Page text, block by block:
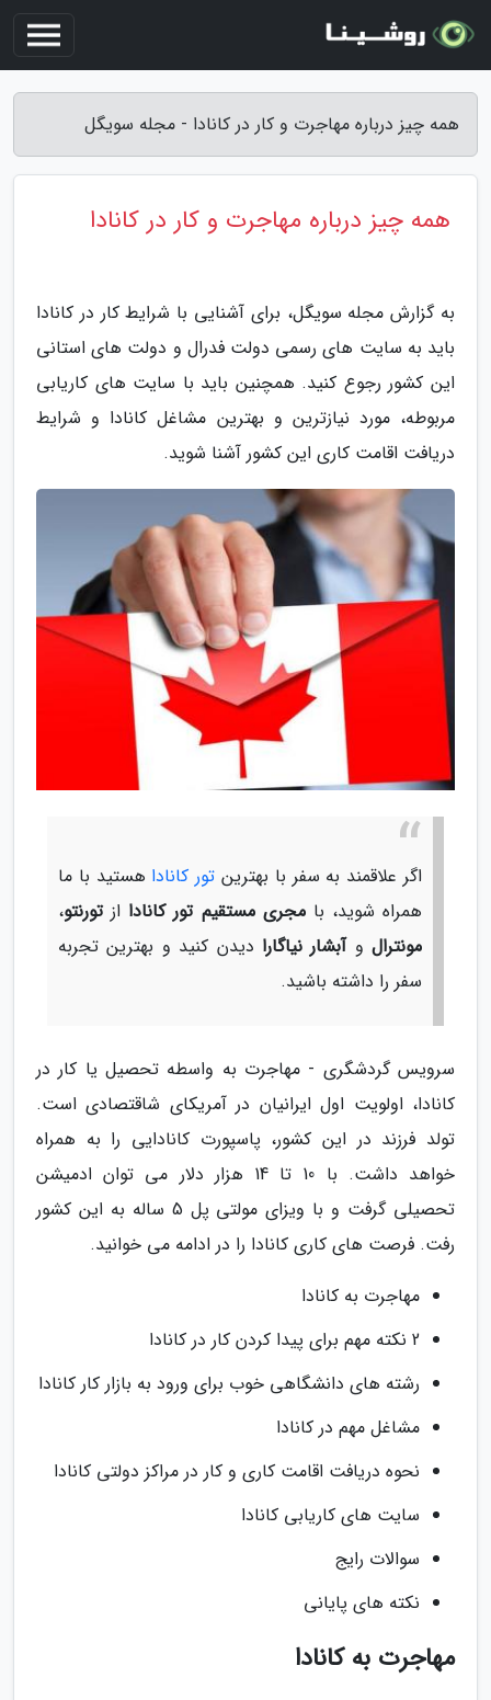
همه چیز درباره مهاجرت و کار در کانادا - مجله سویگل
همه چیز درباره مهاجرت و کار در کانادا
به گزارش مجله سویگل، برای آشنایی با شرایط کار در کانادا
باید به سایت های رسمی دولت فدرال و دولت های استانی
این کشور رجوع کنید. همچنین باید با سایت های کاریابی
مربوطه، مورد نیازترین و بهترین مشاغل کانادا و شرایط
دریافت اقامت کاری این کشور آشنا شوید.
اگر علاقمند به سفر با بهترین تور کانادا هستید با ما
همراه شوید، بامجری مستقیم تور کانادا ازتورنتو،
مونترال وآبشار نیاگارا دیدن کنید و بهترین تجربه
سفر را داشته باشید.
سرویس گردشگری - مهاجرت به واسطه تحصیل یا کار در
کانادا، اولویت اول ایرانیان در آمریکای شاقتصادی است.
تولد فرزند در این کشور، پاسپورت کانادایی را به همراه
خواهد داشت. با 10 تا 14 هزار دلار می توان ادمیشن
تحصیلی گرفت و با ویزای مولتی پل 5 ساله به این کشور
رفت. فرصت های کاری کانادا را در ادامه می خوانید.
مهاجرت به کانادا
2 نکته مهم برای پیدا کردن کار در کانادا
رشته های دانشگاهی خوب برای ورود به بازار کار کانادا
مشاغل مهم در کانادا
نحوه دریافت اقامت کاری و کار در مراکز دولتی کانادا
سایت های کاریابی کانادا
سوالات رایج
نکته های پایانی
مهاجرت به کانادا